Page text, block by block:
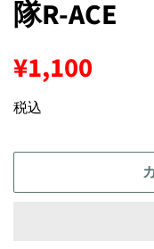
隊R-ACE
通
常
価
¥1,100
税込